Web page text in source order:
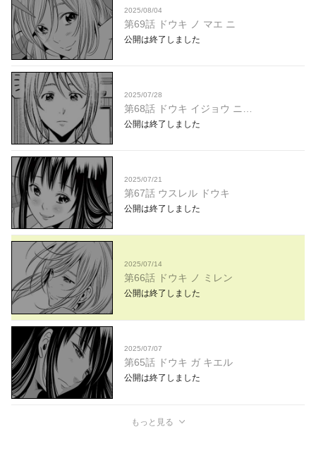
2025/08/04
第69話 ドウキ ノ マエ ニ
公開は終了しました
2025/07/28
第68話 ドウキ イジョウ ニ…
公開は終了しました
2025/07/21
第67話 ウスレル ドウキ
公開は終了しました
2025/07/14
第66話 ドウキ ノ ミレン
公開は終了しました
2025/07/07
第65話 ドウキ ガ キエル
公開は終了しました
もっと見る